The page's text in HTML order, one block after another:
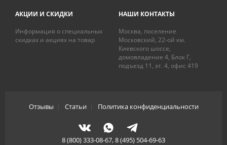
АКЦИИ И СКИДКИ
Информация о специальных
скидках и акциях на товар
НАШИ КОНТАКТЫ
Москва, поселение
Московский, 22-ой км.
Киевского шоссе,
домовладение 4, Блок Г,
подъезд 11, эт. 4, офис 419
Отзывы Статьи| Политика конфиденциальности
8 (800) 333-08-67, 8 (495) 504-69-63